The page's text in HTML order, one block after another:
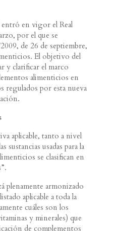
entró en vigor el Real
por el que se
de 26 de septiembre,
El objetivo del
y clarificar el marco
alimenticios en
regulados por esta nueva
aplicable, tanto a nivel
sustancias usadas para la
se clasifican en
plenamente armonizado
aplicable a toda la
cuáles son los
y minerales) que
de complementos